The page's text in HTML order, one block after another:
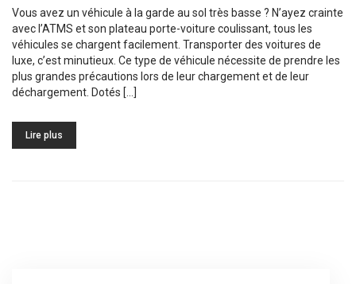
Vous avez un véhicule à la garde au sol très basse ? N’ayez crainte
avec l’ATMS et son plateau porte-voiture coulissant, tous les
véhicules se chargent facilement. Transporter des voitures de
luxe, c’est minutieux. Ce type de véhicule nécessite de prendre les
plus grandes précautions lors de leur chargement et de leur
déchargement. Dotés […]
Lire plus